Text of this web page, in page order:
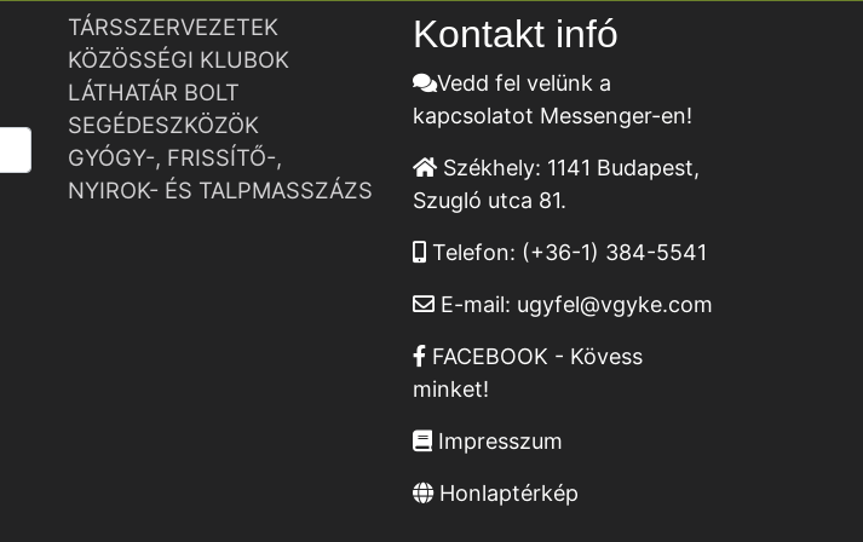
TÁRSSZERVEZETEK
KÖZÖSSÉGI KLUBOK
LÁTHATÁR BOLT
SEGÉDESZKÖZÖK
GYÓGY-, FRISSÍTŐ-,
NYIROK- ÉS TALPMASSZÁZS
Kontakt infó
Vedd fel velünk a
kapcsolatot Messenger-en!
Székhely: 1141 Budapest,
Szugló utca 81.
Telefon: (+36-1) 384-5541
E-mail: ugyfel@vgyke.com
FACEBOOK - Kövess
minket!
Impresszum
Honlaptérkép